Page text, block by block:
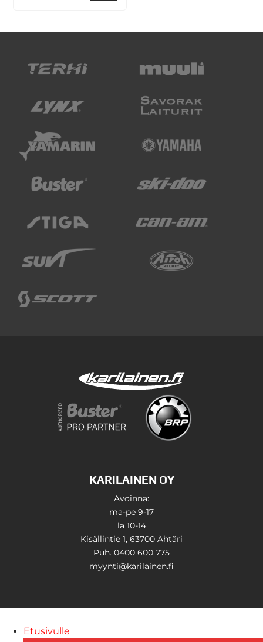
KARILAINEN OY
Avoinna:
ma-pe 9-17
la 10-14
Kisällintie 1, 63700 Ähtäri
Puh. 0400 600 775
myynti@karilainen.fi
Etusivulle